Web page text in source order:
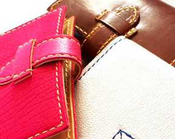
して頂けますが、その場合は保護者様同伴でお願い致します。
は、プロの職人を目指す方を対象にした革小物
2019年よりワークショップをはじめました。ご参
満足して頂いており、昨年は不定期開催でしたが
きす。また開催毎にアイテムも変わっていきます
体験でき無いレザークラフトのワークショップを
参加をお待ちしております。